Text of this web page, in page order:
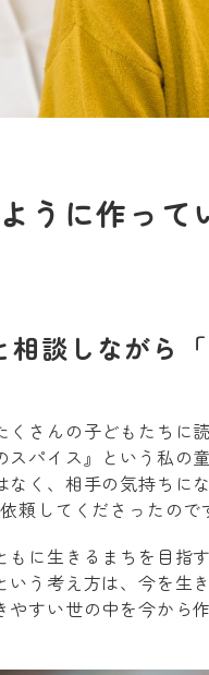
うに作って
談しながら
さんの子どもたち
パイス』という私
く、相手の気持ち
頼してくださったので
に生きるまちを目
う考え方は、今を
すい世の中を今か